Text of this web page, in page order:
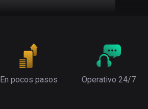
En pocos pasos Operativo 24/7